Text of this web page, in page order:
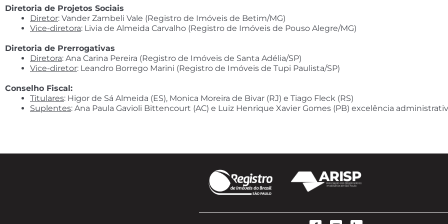
Diretoria de Projetos Sociais
Diretor: Vander Zambeli Vale (Registro de Imóveis de Betim/MG)
Vice-diretora: Livia de Almeida Carvalho (Registro de Imóveis de Pouso Alegre/MG)
Diretoria de Prerrogativas
Diretora: Ana Carina Pereira (Registro de Imóveis de Santa Adélia/SP)
Vice-diretor: Leandro Borrego Marini (Registro de Imóveis de Tupi Paulista/SP)
Conselho Fiscal:
Titulares: Higor de Sá Almeida (ES), Monica Moreira de Bivar (RJ) e Tiago Fleck (RS)
Suplentes: Ana Paula Gavioli Bittencourt (AC) e Luiz Henrique Xavier Gomes (PB) excelência